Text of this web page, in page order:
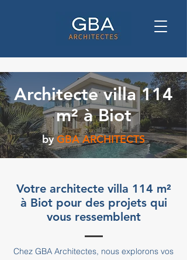
Architecte villa 114
m² à Biot
by GBA ARCHITECTS
Votre architecte villa 114 m²
à Biot pour des projets qui
vous ressemblent
Chez GBA Architectes, nous explorons vos